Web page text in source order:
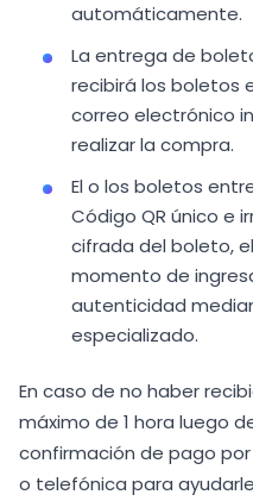
automáticamente.
La entrega de
recibirá los boletos
correo electrónico
realizar la compra.
El o los boletos
Código QR único e
cifrada del boleto,
momento de
autenticidad
especializado.
En caso de no haber
máximo de 1 hora luego
confirmación de pago
o telefónica para